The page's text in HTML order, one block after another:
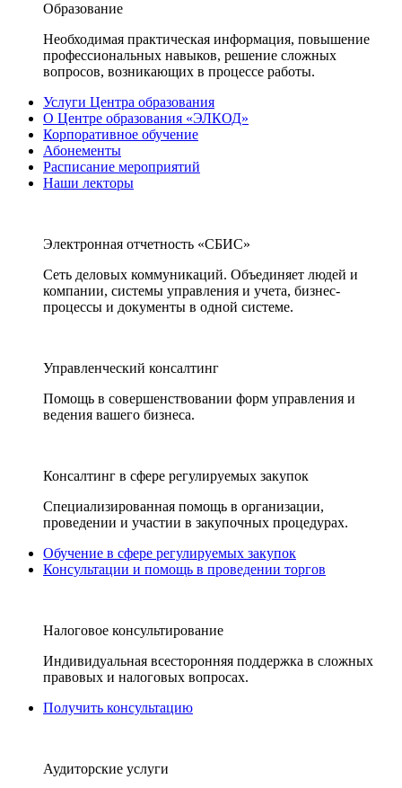
Образование
Необходимая практическая информация, повышение
профессиональных навыков, решение сложных
вопросов, возникающих в процессе работы.
Услуги Центра образования
О Центре образования «ЭЛКОД»
Корпоративное обучение
Абонементы
Расписание мероприятий
Наши лекторы
Электронная отчетность «СБИС»
Сеть деловых коммуникаций. Объединяет людей и
компании, системы управления и учета, бизнес-
процессы и документы в одной системе.
Управленческий консалтинг
Помощь в совершенствовании форм управления и
ведения вашего бизнеса.
Консалтинг в сфере регулируемых закупок
Специализированная помощь в организации,
проведении и участии в закупочных процедурах.
Обучение в сфере регулируемых закупок
Консультации и помощь в проведении торгов
Налоговое консультирование
Индивидуальная всесторонняя поддержка в сложных
правовых и налоговых вопросах.
Получить консультацию
Аудиторские услуги